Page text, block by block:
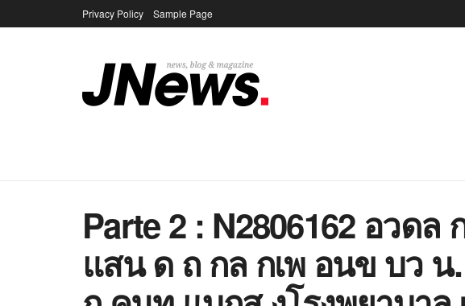
Privacy Policy Sample Page
Parte 2 : N2806162 อวดล
แสน ด ถ กล กเพ อนข บว